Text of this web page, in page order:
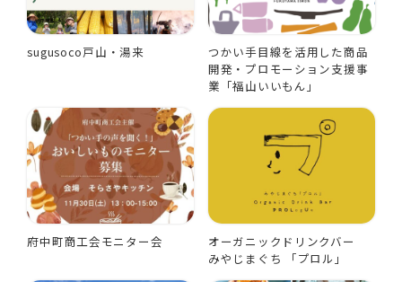
sugusoco戸山・湯来
つかい手目線を活用した商品
開発・プロモーション支援事
業「福山いいもん」
府中町商工会モニター会
オーガニックドリンクバー
みやじまぐち 「プロル」